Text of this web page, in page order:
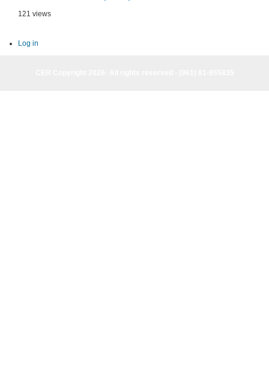
121 views
Log in